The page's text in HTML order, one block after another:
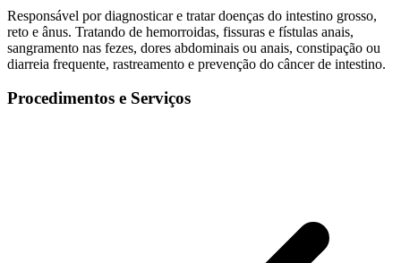
Responsável por diagnosticar e tratar doenças do intestino grosso,
reto e ânus. Tratando de hemorroidas, fissuras e fístulas anais,
sangramento nas fezes, dores abdominais ou anais, constipação ou
diarreia frequente, rastreamento e prevenção do câncer de intestino.
Procedimentos e Serviços